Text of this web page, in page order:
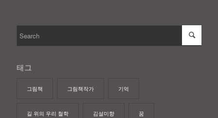
태그
그림책 그림책작가 기억
길 위의 우리 철학 김설미향 꿈